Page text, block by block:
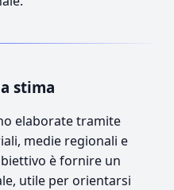
stima
elaborate tramite
medie regionali e
è fornire un
utile per orientarsi